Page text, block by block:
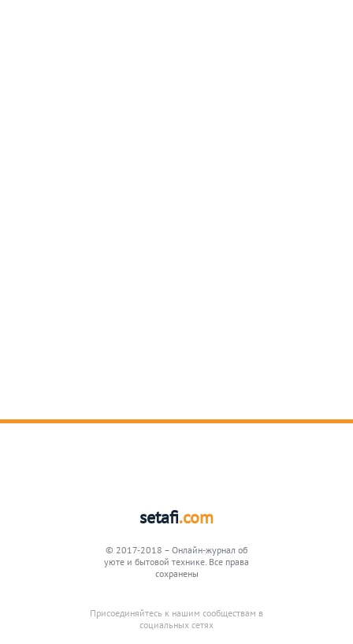
setafi.com
© 2017-2018 – Онлайн-журнал об
уюте и бытовой технике. Все права
сохранены
Присоединяйтесь к нашим сообществам в
социальных сетях